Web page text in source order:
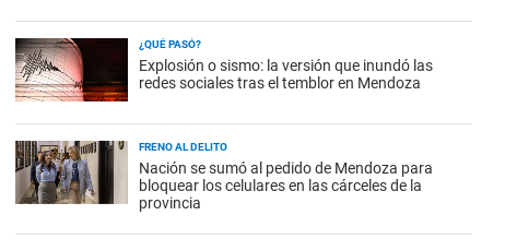
¿QUÉ PASÓ?
Explosión o sismo: la versión que inundó las
redes sociales tras el temblor en Mendoza
FRENO AL DELITO
Nación se sumó al pedido de Mendoza para
bloquear los celulares en las cárceles de la
provincia